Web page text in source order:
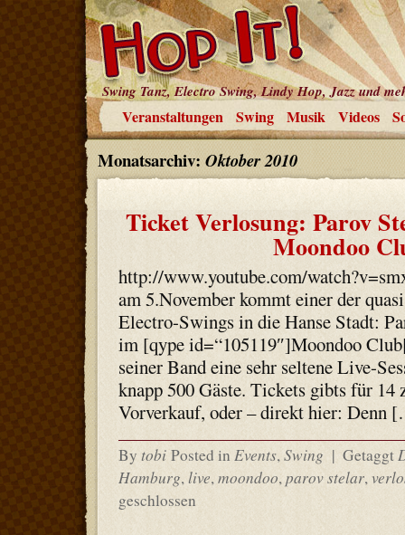
Swing Tanz, Electro Swing, Lindy Hop, Jazz und
Veranstaltungen Swing Musik Videos
Monatsarchiv:Oktober 2010
Ticket Verlosung: Parov
Moondoo
http://www.youtube.com/
am 5.November kommt einer der
Electro-Swings in die Hanse Stadt:
im [qype id=“105119″]Moondoo
seiner Band eine sehr seltene Live-
knapp 500 Gäste. Tickets gibts für
Vorverkauf, oder – direkt hier: Denn
By tobi Posted in Events,Swing | Getaggt
Hamburg,live,moondoo,parov stelar,
geschlossen